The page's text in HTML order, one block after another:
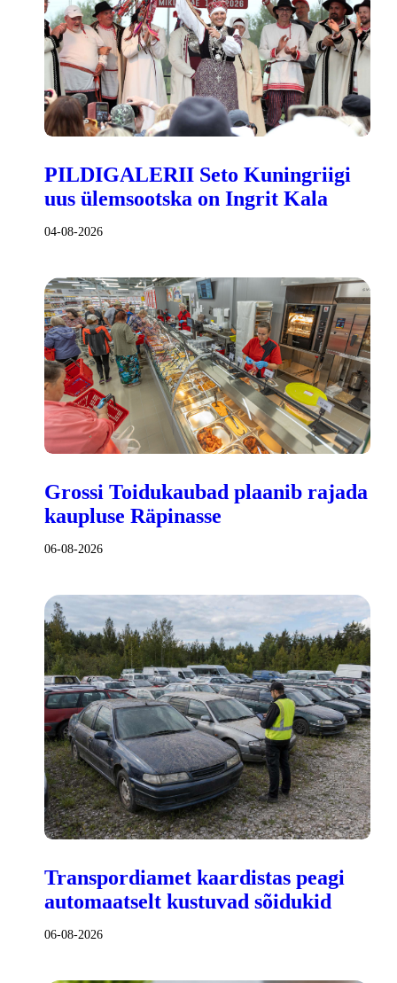
PILDIGALERII Seto Kuningriigi
uus ülemsootska on Ingrit Kala
04-08-2026
Grossi Toidukaubad plaanib rajada
kaupluse Räpinasse
06-08-2026
Transpordiamet kaardistas peagi
automaatselt kustuvad sõidukid
06-08-2026